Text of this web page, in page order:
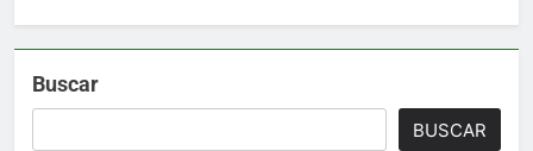
Buscar
BUSCAR